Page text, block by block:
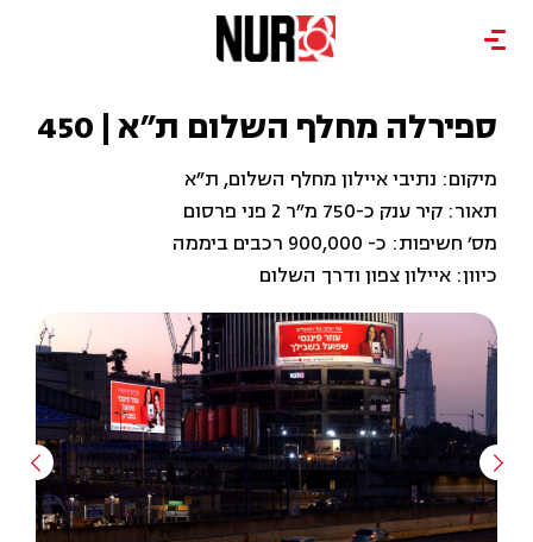
ספירלה מחלף השלום ת"א | 450
מיקום: נתיבי איילון מחלף השלום, ת"א
תאור: קיר ענק כ-750 מ"ר 2 פני פרסום
מס׳ חשיפות: כ- 900,000 רכבים ביממה
כיוון: איילון צפון ודרך השלום